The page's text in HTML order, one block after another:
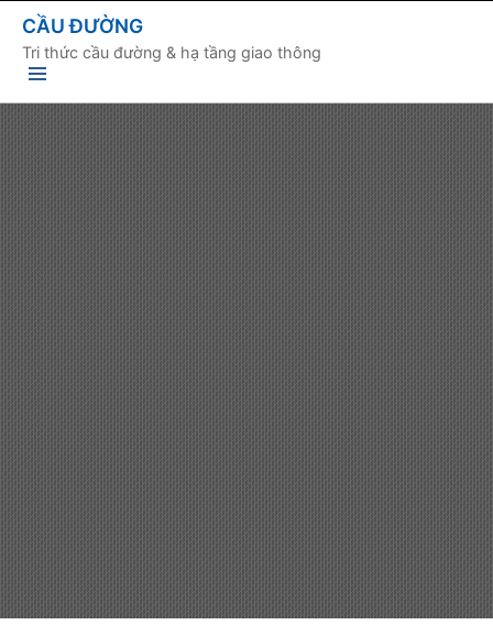
CẦU ĐƯỜNG
Tri thức cầu đường & hạ tầng giao thông